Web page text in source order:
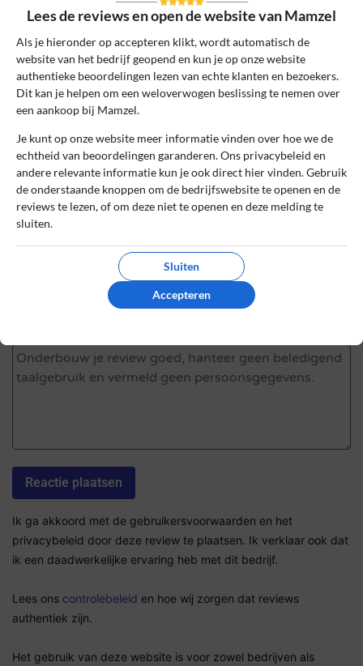
Naam*
E-mail*
Bestelnummer
Review Titel *
Sterrenbeoordeling *
Ik ga akkoord met de gebruikersvoorwaarden en het
privacybeleid door deze review te plaatsen. Ik verklaar ook dat
ik een daadwerkelijke ervaring heb met dit bedrijf.
Lees ons controlebeleid en hoe wij zorgen dat reviews
authentiek zijn.
Het gebruik van deze website is voor zowel bedrijven als
Lees de reviews en open de website van Mamzel
Als je hieronder op accepteren klikt, wordt automatisch de
website van het bedrijf geopend en kun je op onze website
authentieke beoordelingen lezen van echte klanten en bezoekers.
Dit kan je helpen om een weloverwogen beslissing te nemen over
een aankoop bij Mamzel.
Je kunt op onze website meer informatie vinden over hoe we de
echtheid van beoordelingen garanderen. Ons privacybeleid en
andere relevante informatie kun je ook direct hier vinden. Gebruik
de onderstaande knoppen om de bedrijfswebsite te openen en de
reviews te lezen, of om deze niet te openen en deze melding te
sluiten.
Sluiten
Accepteren